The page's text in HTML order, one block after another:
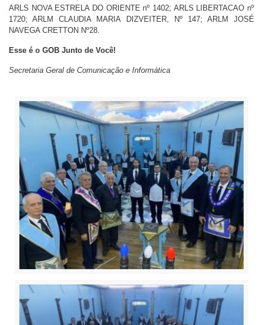
ARLS NOVA ESTRELA DO ORIENTE nº 1402; ARLS LIBERTACAO nº
1720; ARLM CLAUDIA MARIA DIZVEITER, Nº 147; ARLM JOSÉ
NAVEGA CRETTON Nº28.
Esse é o GOB Junto de Você!
Secretaria Geral de Comunicação e Informática